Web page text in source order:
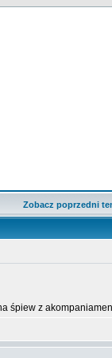
Zobacz poprzedni
śpiew z